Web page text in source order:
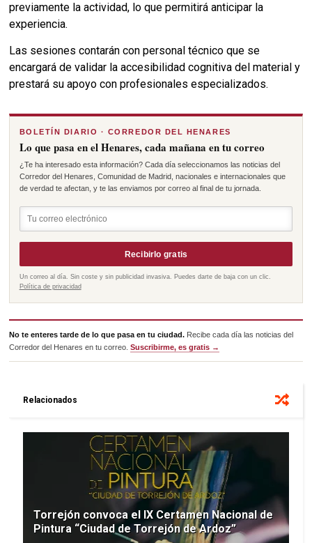
previamente la actividad, lo que permitirá anticipar la
experiencia.
Las sesiones contarán con personal técnico que se
encargará de validar la accesibilidad cognitiva del material y
prestará su apoyo con profesionales especializados.
BOLETÍN DIARIO · CORREDOR DEL HENARES
Lo que pasa en el Henares, cada mañana en tu correo
¿Te ha interesado esta información? Cada día seleccionamos las noticias del
Corredor del Henares, Comunidad de Madrid, nacionales e internacionales que
de verdad te afectan, y te las enviamos por correo al final de tu jornada.
Recibirlo gratis
Un correo al día. Sin coste y sin publicidad invasiva. Puedes darte de baja con un clic.
Política de privacidad
No te enteres tarde de lo que pasa en tu ciudad. Recibe cada día las noticias del
Corredor del Henares en tu correo.Suscribirme, es gratis →
Relacionados
Torrejón convoca el IX Certamen Nacional de
Pintura “Ciudad de Torrejón de Ardoz”